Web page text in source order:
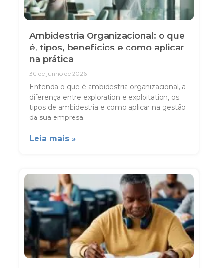
Ambidestria Organizacional: o que
é, tipos, benefícios e como aplicar
na prática
30 de junho de 2026
Entenda o que é ambidestria organizacional, a
diferença entre exploration e exploitation, os
tipos de ambidestria e como aplicar na gestão
da sua empresa.
Leia mais »